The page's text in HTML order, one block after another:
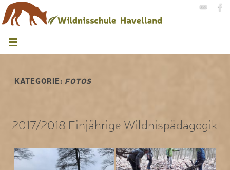
KATEGORIE: FOTOS
2017/2018 Einjährige Wildnispädagogik